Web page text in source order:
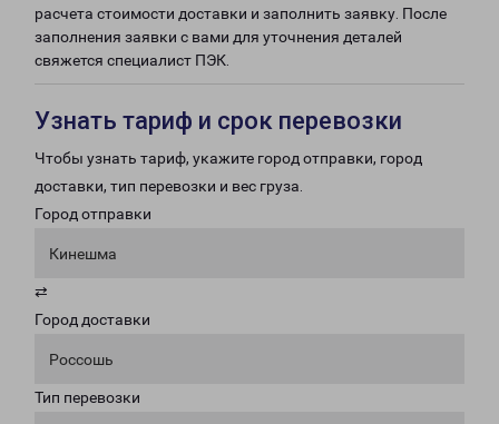
расчета стоимости доставки и заполнить заявку. После
заполнения заявки с вами для уточнения деталей
свяжется специалист ПЭК.
Узнать тариф и срок перевозки
Чтобы узнать тариф, укажите город отправки, город
доставки, тип перевозки и вес груза.
Город отправки
Кинешма
⇄
Город доставки
Россошь
Тип перевозки